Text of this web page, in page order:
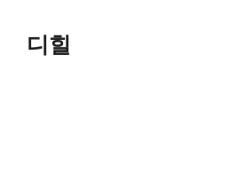
content디힐